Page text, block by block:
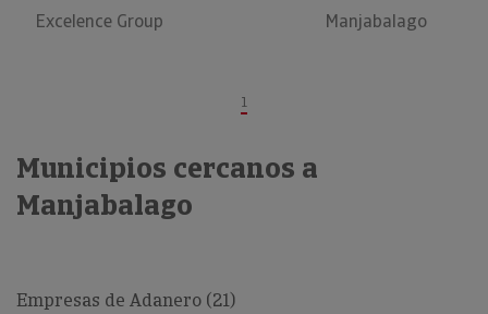
Excelence Group Manjabalago
1
Municipios cercanos a
Manjabalago
Empresas de Adanero (21)